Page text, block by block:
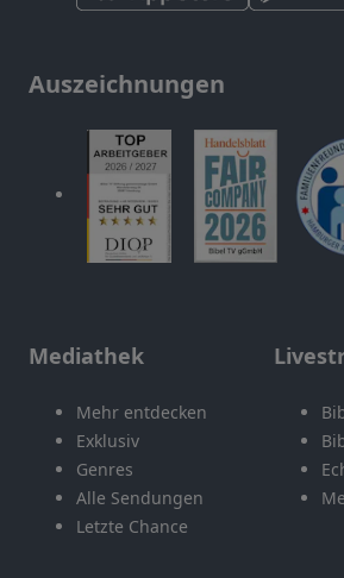
Auszeichnungen
Mediathek
Mehr entdecken
Exklusiv
Genres
Alle Sendungen
Letzte Chance